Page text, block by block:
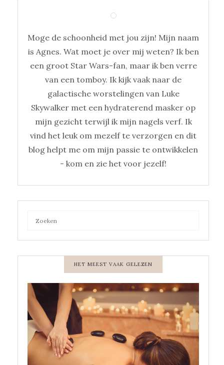
Moge de schoonheid met jou zijn! Mijn naam
is Agnes. Wat moet je over mij weten? Ik ben
een groot Star Wars-fan, maar ik ben verre
van een tomboy. Ik kijk vaak naar de
galactische worstelingen van Luke
Skywalker met een hydraterend masker op
mijn gezicht terwijl ik mijn nagels verf. Ik
vind het leuk om mezelf te verzorgen en dit
blog helpt me om mijn passie te ontwikkelen
- kom en zie het voor jezelf!
HET MEEST VAAK GELEZEN